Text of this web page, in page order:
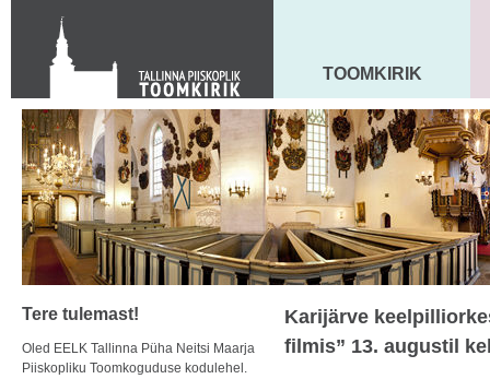
KONTAKT
Toom-Kooli 6, 10130 TALLINN
tallinna.toom@eelk.ee
MAARJA KIRIK
TOOMKIRIK
Tere tulemast!
Oled EELK Tallinna Püha Neitsi Maarja
Piiskopliku Toomkoguduse kodulehel.
Karijärve
filmis” 13. augustil